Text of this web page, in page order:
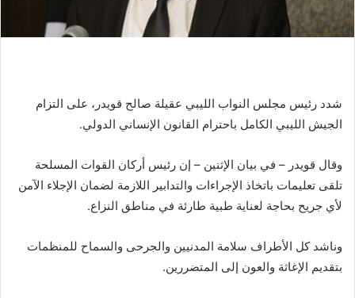
شدد رئيس مجلس النواب الليبي عقيلة صالح قويدر، على التزام
الجيش الليبي الكامل باحترام القانون الإنساني الدولي.
وقال قويدر – في بيان الإثنين – إن رئيس أركان القوات المسلحة
تلقى تعليمات باتخاذ الإجراءات والتدابير اللازمة لضمان الإجلاء الآمن
لأي جريح بحاجة لعناية طبية طارئة في مناطق النزاع.
وناشد كل الأطراف سلامة المدنيين والجرحى والسماح للمنظمات
بتقديم الإغاثة والعون إلى المتضررين.